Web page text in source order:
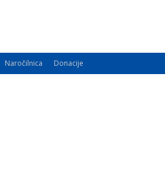
Naročilnica Donacije